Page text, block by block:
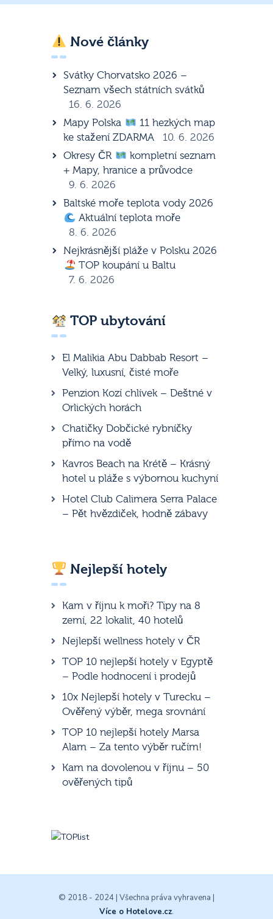
Nové články
Svátky Chorvatsko 2026 –
Seznam všech státních svátků
16. 6. 2026
Mapy Polska
11 hezkých map
ke stažení ZDARMA
10. 6. 2026
Okresy ČR
kompletní seznam
+ Mapy, hranice a průvodce
9. 6. 2026
Baltské moře teplota vody 2026
Aktuální teplota moře
8. 6. 2026
Nejkrásnější pláže v Polsku 2026
TOP koupání u Baltu
7. 6. 2026
TOP ubytování
El Malikia Abu Dabbab Resort –
Velký, luxusní, čisté moře
Penzion Kozí chlívek – Deštné v
Orlických horách
Chatičky Dobčické rybníčky
přímo na vodě
Kavros Beach na Krétě – Krásný
hotel u pláže s výbornou kuchyní
Hotel Club Calimera Serra Palace
– Pět hvězdiček, hodně zábavy
Nejlepší hotely
Kam v říjnu k moři? Tipy na 8
zemí, 22 lokalit, 40 hotelů
Nejlepší wellness hotely v ČR
TOP 10 nejlepší hotely v Egyptě
– Podle hodnocení i prodejů
10x Nejlepší hotely v Turecku –
Ověřený výběr, mega srovnání
TOP 10 nejlepší hotely Marsa
Alam – Za tento výběr ručím!
Kam na dovolenou v říjnu – 50
ověřených tipů
© 2018 - 2024 | Všechna práva vyhravena |
Více o Hotelove.cz.